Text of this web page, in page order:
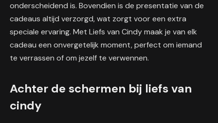
onderscheidend is. Bovendien is de presentatie van de
cadeaus altijd verzorgd, wat zorgt voor een extra
speciale ervaring. Met Liefs van Cindy maak je van elk
cadeau een onvergetelijk moment, perfect om iemand
te verrassen of om jezelf te verwennen.
Achter de schermen bij liefs van
cindy